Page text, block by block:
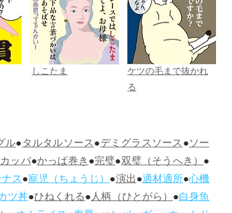
しこたま
ケツの毛まで抜かれ
る
ル●タルタルソース●デミグラスソース●ソー
ッパ●かっぱ巻き●完璧●双璧（そうへき）●
ス●寵児（ちょうじ）●演出●適材適所●心機
ツ丼●ひねくれる●人柄（ひとがら）●白身魚